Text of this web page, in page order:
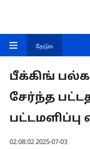
தேடுக
பீக்கிங்
சேர்ந்த
பட்டமளிப்பு
02:08:02 2025-07-03